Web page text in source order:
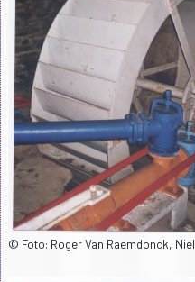
© Foto: Roger Van Raemdonck, Niel